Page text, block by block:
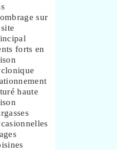
sur
forts en
haute